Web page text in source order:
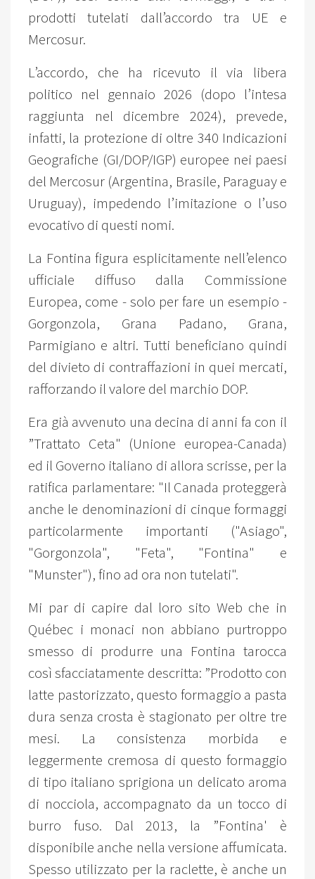
prodotti tutelati dall’accordo tra UE e
Mercosur.
L’accordo, che ha ricevuto il via libera
politico nel gennaio 2026 (dopo l’intesa
raggiunta nel dicembre 2024), prevede,
infatti, la protezione di oltre 340 Indicazioni
Geografiche (GI/DOP/IGP) europee nei paesi
del Mercosur (Argentina, Brasile, Paraguay e
Uruguay), impedendo l’imitazione o l’uso
evocativo di questi nomi.
La Fontina figura esplicitamente nell’elenco
ufficiale diffuso dalla Commissione
Europea, come - solo per fare un esempio -
Gorgonzola, Grana Padano, Grana,
Parmigiano e altri. Tutti beneficiano quindi
del divieto di contraffazioni in quei mercati,
rafforzando il valore del marchio DOP.
Era già avvenuto una decina di anni fa con il
”Trattato Ceta" (Unione europea-Canada)
ed il Governo italiano di allora scrisse, per la
ratifica parlamentare: "Il Canada proteggerà
anche le denominazioni di cinque formaggi
particolarmente importanti ("Asiago",
"Gorgonzola", "Feta", "Fontina" e
"Munster"), fino ad ora non tutelati".
Mi par di capire dal loro sito Web che in
Québec i monaci non abbiano purtroppo
smesso di produrre una Fontina tarocca
così sfacciatamente descritta: ”Prodotto con
latte pastorizzato, questo formaggio a pasta
dura senza crosta è stagionato per oltre tre
mesi. La consistenza morbida e
leggermente cremosa di questo formaggio
di tipo italiano sprigiona un delicato aroma
di nocciola, accompagnato da un tocco di
burro fuso. Dal 2013, la ”Fontina' è
disponibile anche nella versione affumicata.
Spesso utilizzato per la raclette, è anche un